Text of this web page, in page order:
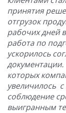
принятия
отгрузок
рабочих дней
работа по
ускорилось
документации.
которых
увеличилось
соблюдение
выигранным